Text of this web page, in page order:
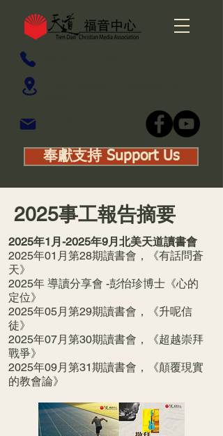
奉獻支持 Support Us
2025事工報告摘要
2025年1月-2025年9月北美天道讀書會
2025年01月第28期讀書會，《有話問蒼
天》
2025年 導讀分享會 -彭怡珍博士《心的
定位》
2025年05月第29期讀書會，《升呢信
徒》
2025年07月第30期讀書會，《超越崇拜
戰爭》
2025年09月第31期讀書會，《顛覆現實
的教會論》